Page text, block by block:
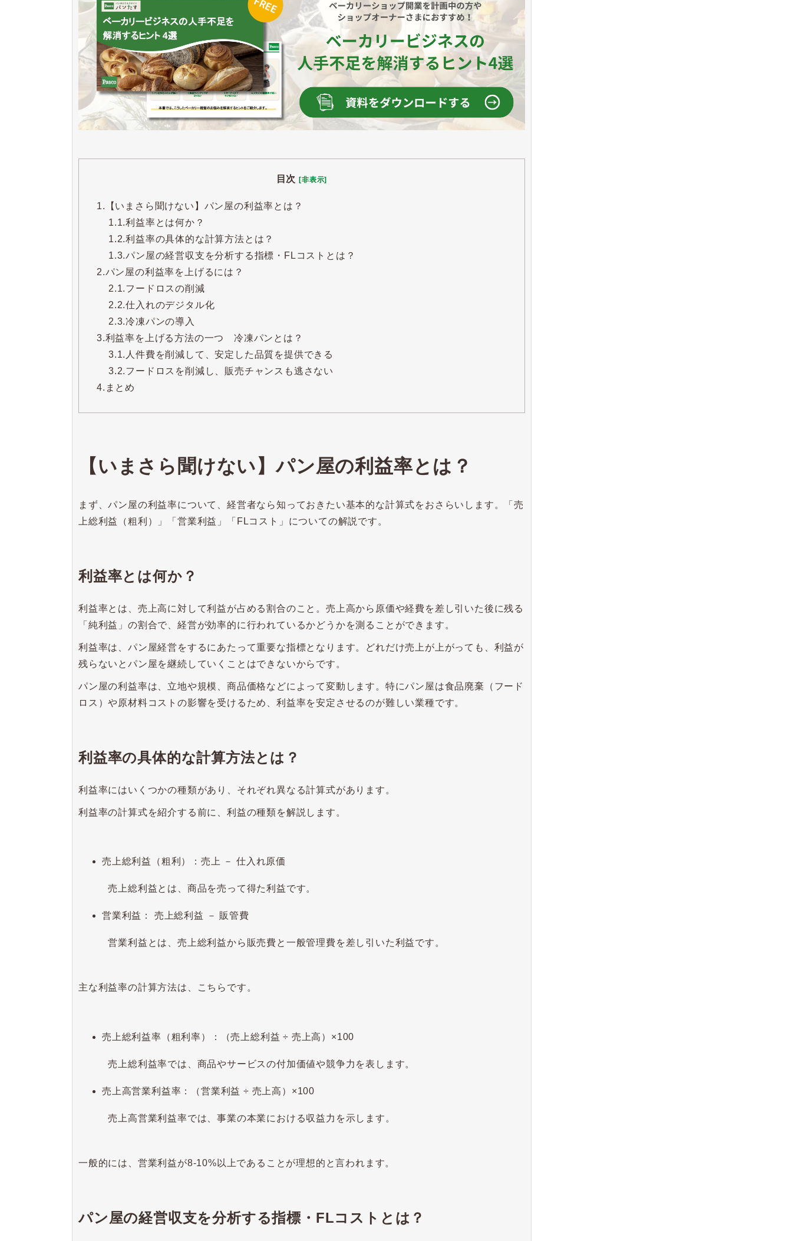
目次 [非表示]
1. 【いまさら聞けない】パン屋の利益率とは？
1.1.利益率とは何か？
1.2.利益率の具体的な計算方法とは？
1.3.パン屋の経営収支を分析する指標・FLコストとは？
2.パン屋の利益率を上げるには？
2.1.フードロスの削減
2.2.仕入れのデジタル化
2.3.冷凍パンの導入
3.利益率を上げる方法の一つ 冷凍パンとは？
3.1. 人件費を削減して、安定した品質を提供できる
3.2.フードロスを削減し、販売チャンスも逃さない
4. まとめ
【いまさら聞けない】パン屋の利益率とは？
まず、パン屋の利益率について、経営者なら知っておきたい基本的な計算式をおさらいします。「売
上総利益（粗利）」「営業利益」「FLコスト」についての解説です。
利益率とは何か？
利益率とは、売上高に対して利益が占める割合のこと。売上高から原価や経費を差し引いた後に残る
「純利益」の割合で、経営が効率的に行われているかどうかを測ることができます。
利益率は、パン屋経営をするにあたって重要な指標となります。どれだけ売上が上がっても、利益が
残らないとパン屋を継続していくことはできないからです。
パン屋の利益率は、立地や規模、商品価格などによって変動します。特にパン屋は食品廃棄（フード
ロス）や原材料コストの影響を受けるため、利益率を安定させるのが難しい業種です。
利益率の具体的な計算方法とは？
利益率にはいくつかの種類があり、それぞれ異なる計算式があります。
利益率の計算式を紹介する前に、利益の種類を解説します。
売上総利益（粗利）：売上 － 仕入れ原価
売上総利益とは、商品を売って得た利益です。
営業利益： 売上総利益 － 販管費
営業利益とは、売上総利益から販売費と一般管理費を差し引いた利益です。
主な利益率の計算方法は、こちらです。
売上総利益率（粗利率）：（売上総利益 ÷ 売上高）×100
売上総利益率では、商品やサービスの付加価値や競争力を表します。
売上高営業利益率：（営業利益 ÷ 売上高）×100
売上高営業利益率では、事業の本業における収益力を示します。
一般的には、営業利益が8-10%以上であることが理想的と言われます。
パン屋の経営収支を分析する指標・FLコストとは？